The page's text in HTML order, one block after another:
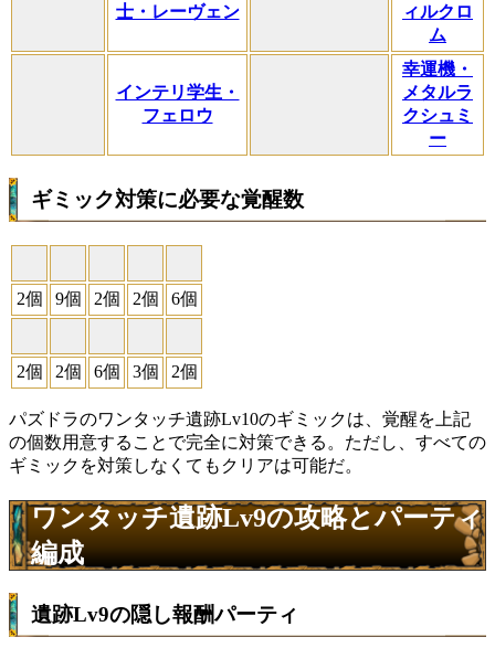
士・レーヴェン
ィルクロ
ム
インテリ学生・
フェロウ
幸運機・
メタルラ
クシュミ
ー
ギミック対策に必要な覚醒数
2個 9個 2個 2個 6個
2個 2個 6個 3個 2個
パズドラのワンタッチ遺跡Lv10のギミックは、覚醒を上記
の個数用意することで完全に対策できる。ただし、すべての
ギミックを対策しなくてもクリアは可能だ。
ワンタッチ遺跡Lv9の攻略とパーティ
編成
遺跡Lv9の隠し報酬パーティ